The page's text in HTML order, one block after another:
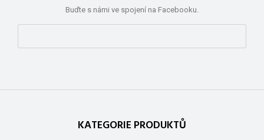
Buďte s námi ve spojení na Facebooku.
KATEGORIE PRODUKTŮ